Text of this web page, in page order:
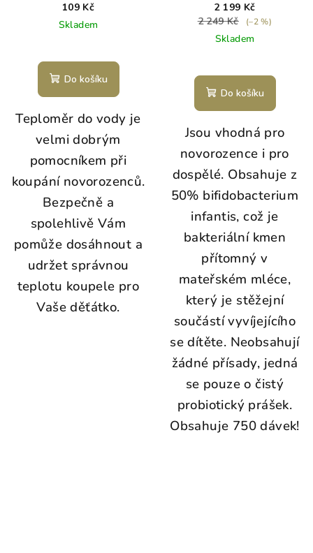
109 Kč
Skladem
Do košíku
Teploměr do vody je
velmi dobrým
pomocníkem při
koupání novorozenců.
Bezpečně a
spolehlivě Vám
pomůže dosáhnout a
udržet správnou
teplotu koupele pro
Vaše děťátko.
2 199 Kč
2 249 Kč
(–2 %)
Skladem
hodnocení
produktu
z
hvězdiček.
Do košíku
Jsou vhodná pro
novorozence i pro
dospělé. Obsahuje z
50% bifidobacterium
infantis, což je
bakteriální kmen
přítomný v
mateřském mléce,
který je stěžejní
součástí vyvíjejícího
se dítěte. Neobsahují
žádné přísady, jedná
se pouze o čistý
probiotický prášek.
Obsahuje 750 dávek!